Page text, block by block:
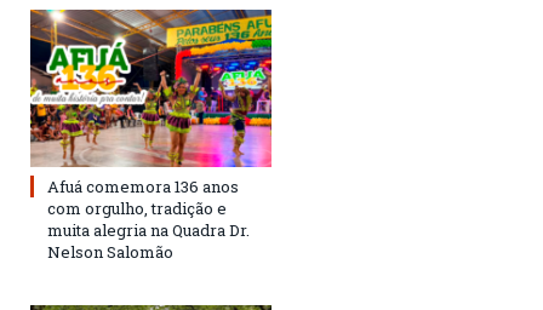
Afuá comemora 136 anos
com orgulho, tradição e
muita alegria na Quadra Dr.
Nelson Salomão